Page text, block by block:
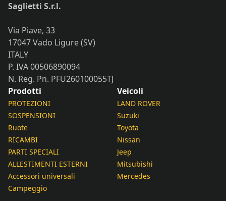
Saglietti S.r.l.
Via Piave, 33
17047 Vado Ligure (SV)
ITALY
P. IVA 00506890094
N. Reg. Pn. PFU260100055TJ
Prodotti
PROTEZIONI
SOSPENSIONI
Ruote
RICAMBI
PARTI SPECIALI
ALLESTIMENTI ESTERNI
Accessori universali
Campeggio
Veicoli
LAND ROVER
Suzuki
Toyota
Nissan
Jeep
Mitsubishi
Mercedes